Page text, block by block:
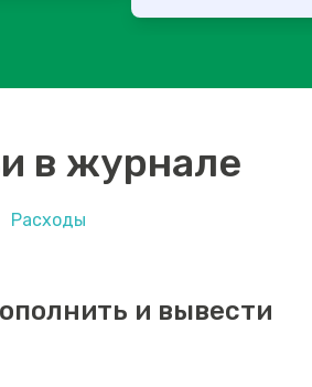
в журнале
Расходы
и вывести